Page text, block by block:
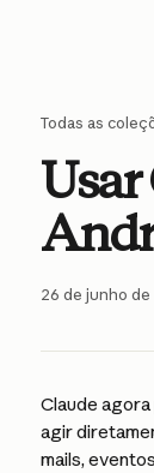
Todas as
26 de junho de
Claude
agir
mails,